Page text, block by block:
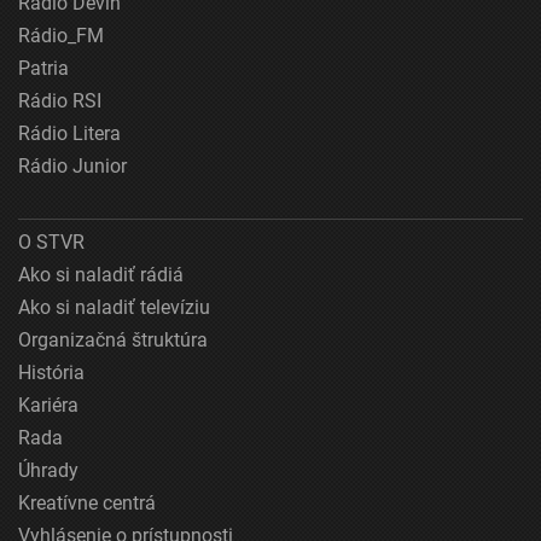
Rádio_FM
Patria
Rádio RSI
Rádio Litera
Rádio Junior
O STVR
Ako si naladiť rádiá
Ako si naladiť televíziu
Organizačná štruktúra
História
Kariéra
Rada
Úhrady
Kreatívne centrá
Vyhlásenie o prístupnosti